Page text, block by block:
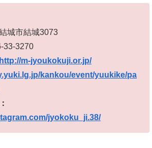
城市結城3073
33-3270
http://m-jyoukokuji.or.jp/
kankou/event/yuukike/pa
jyokoku_ji.38/